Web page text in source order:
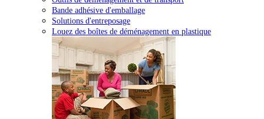
Bande adhésive d'emballage
Solutions d'entreposage
Louez des boîtes de déménagement en plastique